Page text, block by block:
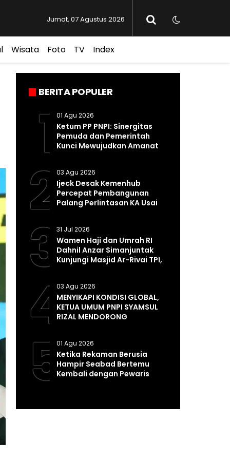
Jumat, 07 Agustus 2026
Wisata Foto TV Index
BERITA POPULER
101 Agu 2026
Ketum PP PNPI: Sinergitas
Pemuda dan Pemerintah
Kunci Mewujudkan Amanat
203 Agu 2026
Ijeck Desak Kemenhub
Percepat Pembangunan
Palang Perlintasan KA Usai
331 Jul 2026
Wamen Haji dan Umrah RI
Dahnil Anzar Simanjuntak
Kunjungi Masjid Ar-Rivai TPI,
403 Agu 2026
MENYIKAPI KONDISI GLOBAL,
KETUA UMUM PNPI SYAMSUL
RIZAL MENDORONG
INTELIJEN NEGARA
501 Agu 2026
Ketika Rekaman Berusia
Hampir Seabad Bertemu
Kembali dengan Pewaris